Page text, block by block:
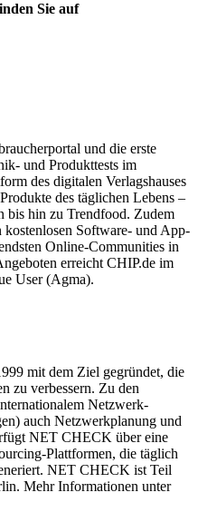
Sie auf
und die erste
und Produkttests im
des digitalen Verlagshauses
des täglichen Lebens –
bis hin zu Trendfood. Zudem
Software- und App-
Online-Communities in
erreicht CHIP.de im
User (Agma).
mit dem Ziel gegründet, die
zu verbessern. Zu den
Netzwerk-
auch Netzwerkplanung und
NET CHECK über eine
Plattformen, die täglich
NET CHECK ist Teil
Mehr Informationen unter